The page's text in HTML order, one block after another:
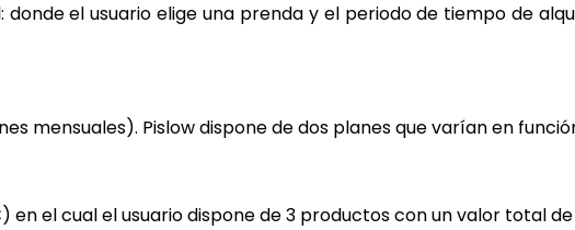
donde el usuario elige una prenda y el periodo de tiempo de
mensuales). Pislow dispone de dos planes que varían en
en el cual el usuario dispone de 3 productos con un valor total de